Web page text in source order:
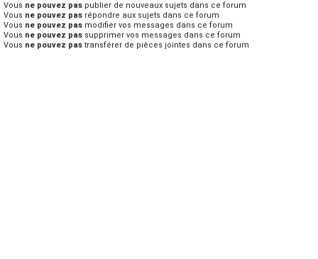
Vous ne pouvez pas publier de nouveaux sujets dans ce forum
Vous ne pouvez pas répondre aux sujets dans ce forum
Vous ne pouvez pas modifier vos messages dans ce forum
Vous ne pouvez pas supprimer vos messages dans ce forum
Vous ne pouvez pas transférer de pièces jointes dans ce forum